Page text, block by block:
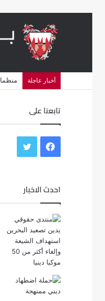
أخبار عاجلة
تابعنا على
س
و
ك
ر
احدث الاخبار